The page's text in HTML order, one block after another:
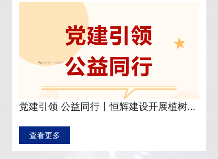
党建引领 公益同行丨恒辉建设开展植树添绿与...
查看更多